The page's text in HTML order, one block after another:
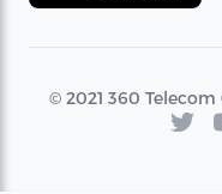
© 2021 360